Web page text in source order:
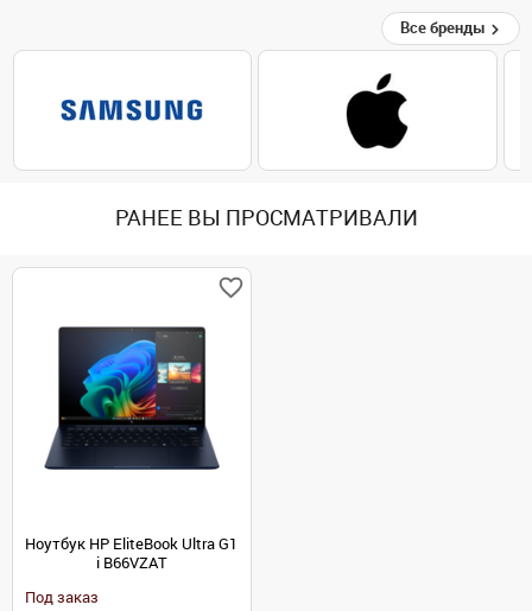
Все бренды
РАНЕЕ ВЫ ПРОСМАТРИВАЛИ
Ноутбук HP EliteBook Ultra G1
i B66VZAT
Под заказ